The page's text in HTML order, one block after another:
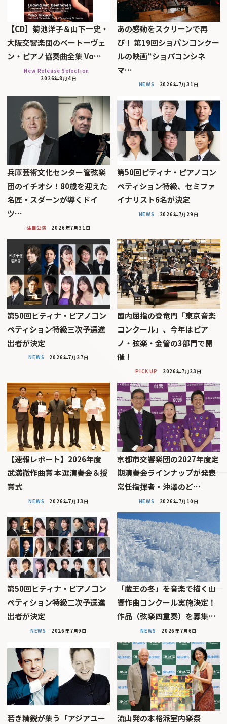
【CD】菊池洋子＆山下一史・
大阪交響楽団のベートーヴェ
ン・ピアノ協奏曲全集 Vo…
New Release Selection
2026年8月4日
あの感動をスクリーンで再
び！ 第19回ショパンコンクー
ルの映画“ショパコンシネ
マ…
NEWS 2026年7月31日
兵庫芸術文化センター管弦楽
団のイチオシ！80歳を迎えた
名匠・スダーンが導くドイ
ツ…
注目公演 2026年7月31日
第50回ピティナ・ピアノコン
ペティション特級、セミファ
イナリスト6名が決定
NEWS 2026年7月29日
第50回ピティナ・ピアノコン
ペティション特級三次予選進
出者が決定
NEWS 2026年7月27日
国内屈指の登竜門「東京音楽
コンクール」、今年はピア
ノ・弦楽・金管の3部門で開
催！
PICK UP 2026年7月23日
【速報レポート】2026年度
武満徹作曲賞 本選演奏会＆授
賞式
NEWS 2026年7月13日
京都市交響楽団の2027年度定
期演奏会ラインナップが発表――
常任指揮者・沖澤のど…
NEWS 2026年7月10日
第50回ピティナ・ピアノコン
ペティション特級二次予選進
出者が決定
NEWS 2026年7月9日
「蔵王の冬」を音楽で描く――山
響作曲コンクール実施決定！
作品（弦楽四重奏）を募集…
NEWS 2026年7月6日
若き精鋭が集う「アジアユー
流山発の本格派室内楽祭